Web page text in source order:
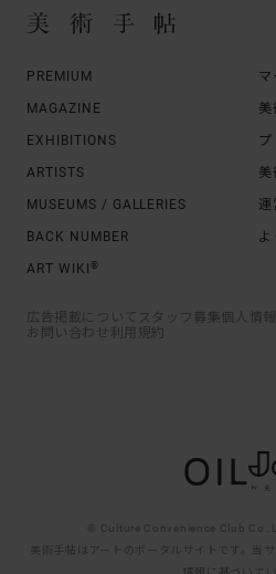
PREMIUM
MAGAZINE
EXHIBITIONS
ARTISTS
MUSEUMS / GALLERIES
BACK NUMBER
ART WIKI ®
マ
美
プ
美
運
よ
広告掲載について スタッフ募集 個人情
お問い合わせ
利用規約
© Culture Convenience Club
美術手帖はアートのポータルサイトです。当